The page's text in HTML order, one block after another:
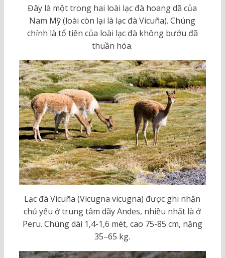
Đây là một trong hai loài lạc đà hoang dã của
Nam Mỹ (loài còn lại là lạc đà Vicuña). Chúng
chính là tổ tiên của loài lạc đà không bướu đã
thuần hóa.
Lạc đà Vicuña (Vicugna vicugna) được ghi nhận
chủ yếu ở trung tâm dãy Andes, nhiều nhất là ở
Peru. Chúng dài 1,4-1,6 mét, cao 75-85 cm, nặng
35–65 kg.